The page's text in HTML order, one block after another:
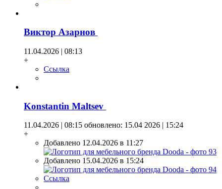
Виктор Азарнов
11.04.2026 | 08:13
+
Ссылка
Konstantin Maltsev
11.04.2026 | 08:15 обновлено: 15.04 2026 | 15:24
+
Добавлено 12.04.2026 в 11:27
Добавлено 15.04.2026 в 15:24
Ссылка